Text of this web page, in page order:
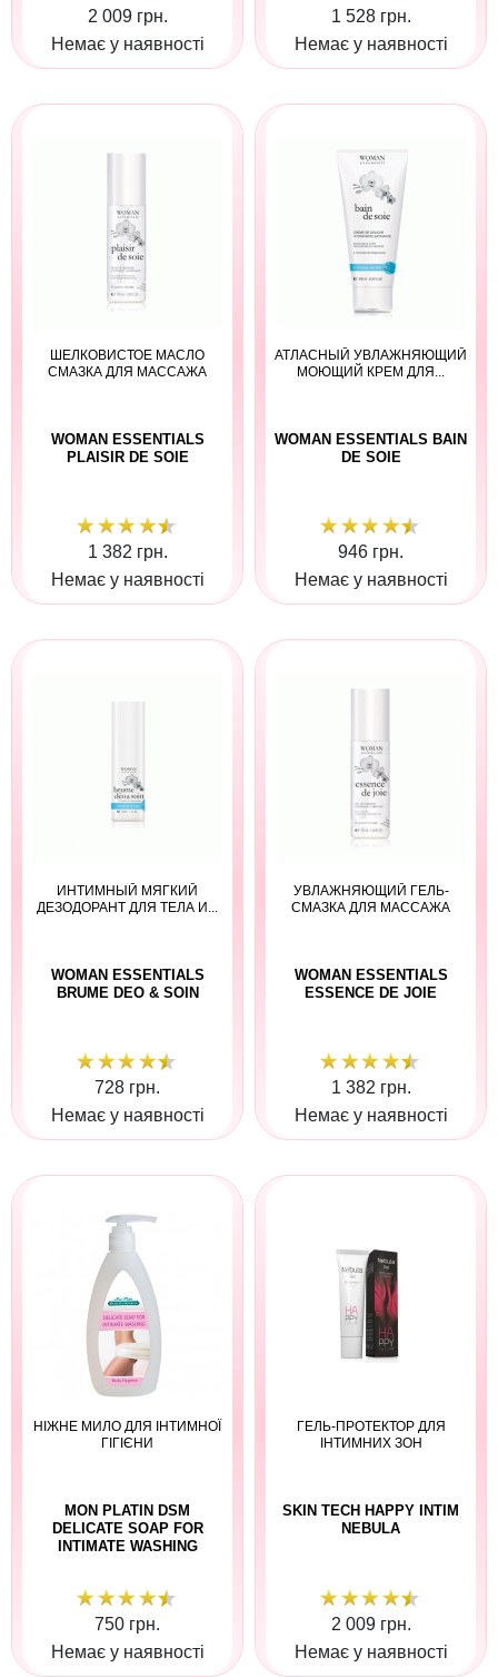
2 009 грн.
Немає у наявності
1 528 грн.
Немає у наявності
ШЕЛКОВИСТОЕ МАСЛО
СМАЗКА ДЛЯ МАССАЖА
WOMAN ESSENTIALS
PLAISIR DE SOIE
1 382 грн.
Немає у наявності
АТЛАСНЫЙ УВЛАЖНЯЮЩИЙ
МОЮЩИЙ КРЕМ ДЛЯ...
WOMAN ESSENTIALS BAIN
DE SOIE
946 грн.
Немає у наявності
ИНТИМНЫЙ МЯГКИЙ
ДЕЗОДОРАНТ ДЛЯ ТЕЛА И...
WOMAN ESSENTIALS
BRUME DEO & SOIN
728 грн.
Немає у наявності
УВЛАЖНЯЮЩИЙ ГЕЛЬ-
СМАЗКА ДЛЯ МАССАЖА
WOMAN ESSENTIALS
ESSENCE DE JOIE
1 382 грн.
Немає у наявності
НІЖНЕ МИЛО ДЛЯ ІНТИМНОЇ
ГІГІЄНИ
MON PLATIN DSM
DELICATE SOAP FOR
INTIMATE WASHING
750 грн.
Немає у наявності
ГЕЛЬ-ПРОТЕКТОР ДЛЯ
ІНТИМНИХ ЗОН
SKIN TECH HAPPY INTIM
NEBULA
2 009 грн.
Немає у наявності